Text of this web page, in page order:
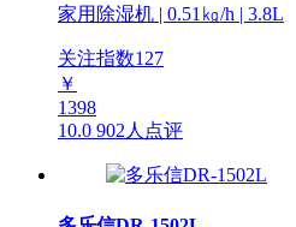
家用除湿机 | 0.51㎏/h | 3.8L
关注指数127
￥
1398
10.0 902人点评